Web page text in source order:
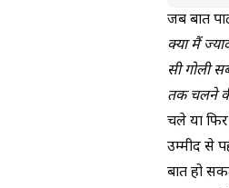
जब बात
क्या मैं
सी गोली
तक चलने
चले या
उम्मीद से
बात हो